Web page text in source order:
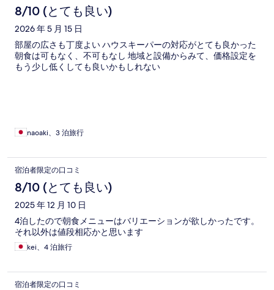
コ
ミ
8/10 (とても良い)
2026 年 5 月 15 日
部屋の広さも丁度よい ハウスキーパーの対応がとても良かった
朝食は可もなく、不可もなし 地域と設備からみて、価格設定を
もう少し低くしても良いかもしれない
naoaki、3 泊旅行
宿泊者限定の口コミ
8/10 (とても良い)
2025 年 12 月 10 日
4泊したので朝食メニューはバリエーションが欲しかったです。
それ以外は値段相応かと思います
kei、4 泊旅行
宿泊者限定の口コミ